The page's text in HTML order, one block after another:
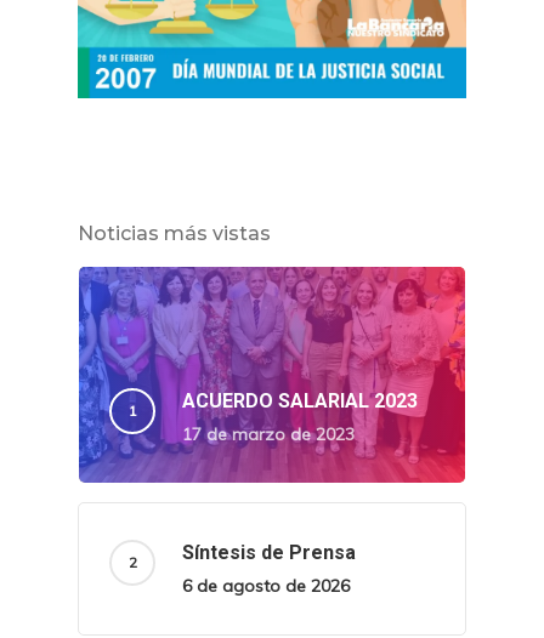
Noticias más vistas
ACUERDO SALARIAL 2023
17 de marzo de 2023
Síntesis de Prensa
6 de agosto de 2026